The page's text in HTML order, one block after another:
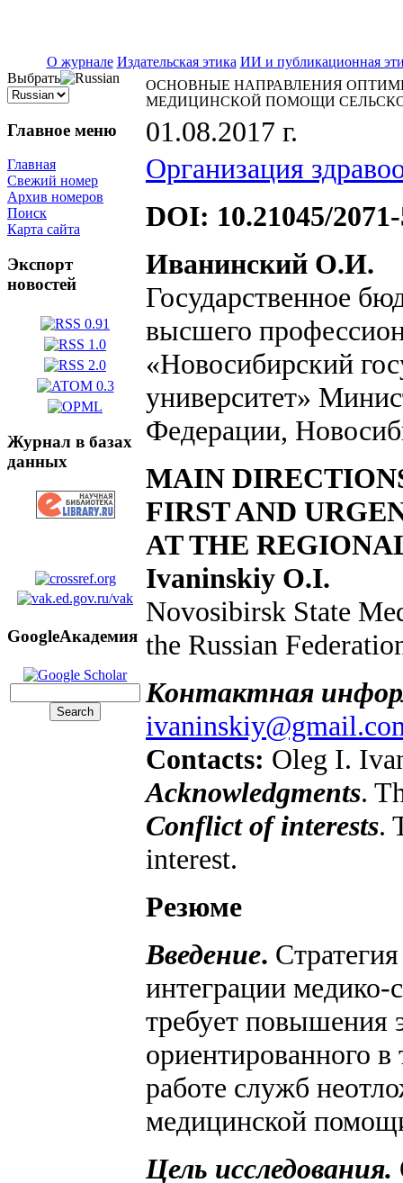
О журнале Издательская этика ИИ и публикационная
Выбрать
Главное меню
Главная
Свежий номер
Архив номеров
Поиск
Карта сайта
Экспорт
новостей
Журнал в базах
данных
GoogleАкадемия
ОСНОВНЫЕ НАПРАВЛЕНИЯ
МЕДИЦИНСКОЙ ПОМОЩИ
01.08.2017 г.
Организация
DOI: 10.21045/
Иванинский О.И.
Государственное
высшего
«Новосибирский
университет»
Федерации,
MAIN
FIRST AND
AT THE
Ivaninskiy O.I.
Novosibirsk State
the Russian
Контактная
Contacts: Oleg I.
Acknowledgments.
Conflict of interests.
interest.
Резюме
Введение.
интеграции
требует повышения
ориентированного
работе служб
медицинской
Цель исследования.